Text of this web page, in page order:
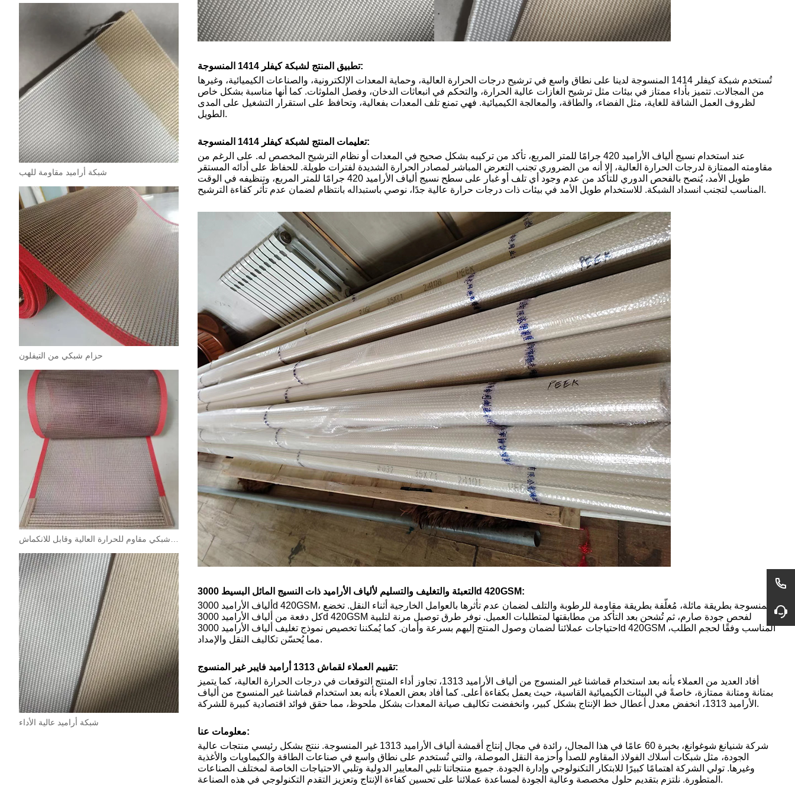
شبكة أراميد مقاومة للهب
حزام شبكي من التيفلون
شبكة أراميد عالية الأداء
تطبيق المنتج لشبكة كيفلر 1414 المنسوجة:
تُستخدم شبكة كيفلر 1414 المنسوجة لدينا على نطاق واسع في ترشيح درجات الحرارة العالية، وحماية المعدات الإلكترونية، والصناعات الكيميائية، وغيرها
من المجالات. تتميز بأداء ممتاز في بيئات مثل ترشيح الغازات عالية الحرارة، والتحكم في انبعاثات الدخان، وفصل الملوثات. كما أنها مناسبة بشكل خاص
لظروف العمل الشاقة للغاية، مثل الفضاء، والطاقة، والمعالجة الكيميائية. فهي تمنع تلف المعدات بفعالية، وتحافظ على استقرار التشغيل على المدى
الطويل.
تعليمات المنتج لشبكة كيفلر 1414 المنسوجة:
عند استخدام نسيج ألياف الأراميد 420 جرامًا للمتر المربع، تأكد من تركيبه بشكل صحيح في المعدات أو نظام الترشيح المخصص له. على الرغم من
مقاومته الممتازة لدرجات الحرارة العالية، إلا أنه من الضروري تجنب التعرض المباشر لمصادر الحرارة الشديدة لفترات طويلة. للحفاظ على أدائه المستقر
طويل الأمد، يُنصح بالفحص الدوري للتأكد من عدم وجود أي تلف أو غبار على سطح نسيج ألياف الأراميد 420 جرامًا للمتر المربع، وتنظيفه في الوقت
المناسب لتجنب انسداد الشبكة. للاستخدام طويل الأمد في بيئات ذات درجات حرارة عالية جدًا، نوصي باستبداله بانتظام لضمان عدم تأثر كفاءة الترشيح.
التعبئة والتغليف والتسليم لألياف الأراميد ذات النسيج المائل البسيط 3000d 420GSM:
ألياف الأراميد 3000d 420GSM، المنسوجة بطريقة مائلة، مُغلّفة بطريقة مقاومة للرطوبة والتلف لضمان عدم تأثرها بالعوامل الخارجية أثناء النقل. تخضع
كل دفعة من ألياف الأراميد 3000d 420GSM لفحص جودة صارم، ثم تُشحن بعد التأكد من مطابقتها لمتطلبات العميل. نوفر طرق توصيل مرنة لتلبية
احتياجات عملائنا لضمان وصول المنتج إليهم بسرعة وأمان. كما يُمكننا تخصيص نموذج تغليف ألياف الأراميد 3000d 420GSM المناسب وفقًا لحجم الطلب،
مما يُحسّن تكاليف النقل والإمداد.
تقييم العملاء لقماش 1313 أراميد فايبر غير المنسوج:
أفاد العديد من العملاء بأنه بعد استخدام قماشنا غير المنسوج من ألياف الأراميد 1313، تجاوز أداء المنتج التوقعات في درجات الحرارة العالية، كما يتميز
بمتانة ومتانة ممتازة، خاصةً في البيئات الكيميائية القاسية، حيث يعمل بكفاءة أعلى. كما أفاد بعض العملاء بأنه بعد استخدام قماشنا غير المنسوج من ألياف
الأراميد 1313، انخفض معدل أعطال خط الإنتاج بشكل كبير، وانخفضت تكاليف صيانة المعدات بشكل ملحوظ، مما حقق فوائد اقتصادية كبيرة للشركة.
معلومات عنا:
شركة شنيانغ شوغوانغ، بخبرة 60 عامًا في هذا المجال، رائدة في مجال إنتاج أقمشة ألياف الأراميد 1313 غير المنسوجة. ننتج بشكل رئيسي منتجات عالية
الجودة، مثل شبكات أسلاك الفولاذ المقاوم للصدأ وأحزمة النقل الموصلة، والتي تُستخدم على نطاق واسع في صناعات الطاقة والكيماويات والأغذية
وغيرها. تولي الشركة اهتمامًا كبيرًا للابتكار التكنولوجي وإدارة الجودة. جميع منتجاتنا تلبي المعايير الدولية وتلبي الاحتياجات الخاصة لمختلف الصناعات
المتطورة. نلتزم بتقديم حلول مخصصة وعالية الجودة لمساعدة عملائنا على تحسين كفاءة الإنتاج وتعزيز التقدم التكنولوجي في هذه الصناعة.